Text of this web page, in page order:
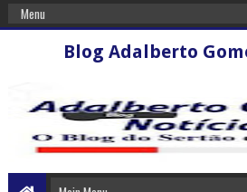
Blog Adalberto